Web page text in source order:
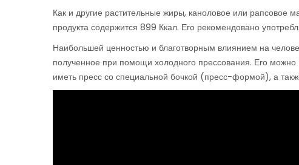
Как и другие растительные жиры, каноловое или рапсовое
продукта содержится 899 Ккал. Его рекомендовано
Наибольшей ценностью и благотворным влиянием на
полученное при помощи холодного прессования. Его можно
иметь пресс со специальной бочкой (пресс-формой), а